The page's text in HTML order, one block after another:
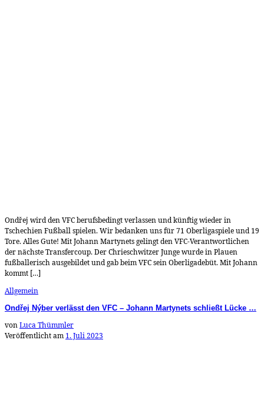
Ondřej wird den VFC berufsbedingt verlassen und künftig wieder in
Tschechien Fußball spielen. Wir bedanken uns für 71 Oberligaspiele und 19
Tore. Alles Gute! Mit Johann Martynets gelingt den VFC-Verantwortlichen
der nächste Transfercoup. Der Chrieschwitzer Junge wurde in Plauen
fußballerisch ausgebildet und gab beim VFC sein Oberligadebüt. Mit Johann
kommt […]
Allgemein
Ondřej Nýber verlässt den VFC – Johann Martynets schließt Lücke …
vonLuca Thümmler
Veröffentlicht am 1. Juli 2023